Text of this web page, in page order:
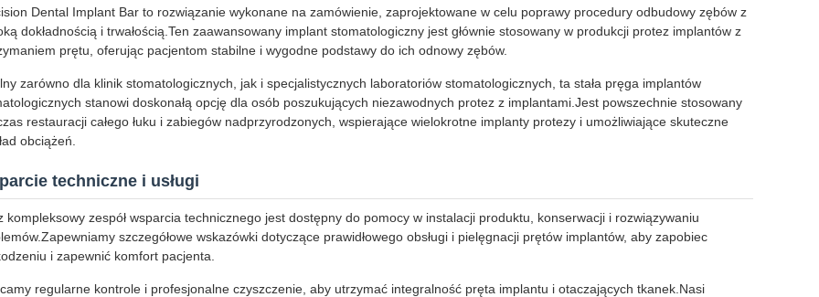
Dental Implant Bar to rozwiązanie wykonane na zamówienie, zaprojektowane w celu poprawy procedury odbudowy zębów z
dokładnością i trwałością.Ten zaawansowany implant stomatologiczny jest głównie stosowany w produkcji protez implantów z
prętu, oferując pacjentom stabilne i wygodne podstawy do ich odnowy zębów.
zarówno dla klinik stomatologicznych, jak i specjalistycznych laboratoriów stomatologicznych, ta stała pręga implantów
stanowi doskonałą opcję dla osób poszukujących niezawodnych protez z implantami.Jest powszechnie stosowany
restauracji całego łuku i zabiegów nadprzyrodzonych, wspierające wielokrotne implanty protezy i umożliwiające skuteczne
obciążeń.
techniczne i usługi
kompleksowy zespół wsparcia technicznego jest dostępny do pomocy w instalacji produktu, konserwacji i rozwiązywaniu
szczegółowe wskazówki dotyczące prawidłowego obsługi i pielęgnacji prętów implantów, aby zapobiec
i zapewnić komfort pacjenta.
regularne kontrole i profesjonalne czyszczenie, aby utrzymać integralność pręta implantu i otaczających tkanek.Nasi